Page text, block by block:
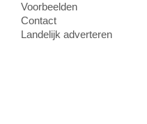
Voorbeelden
Contact
Landelijk adverteren